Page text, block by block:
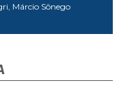
Márcio Sônego